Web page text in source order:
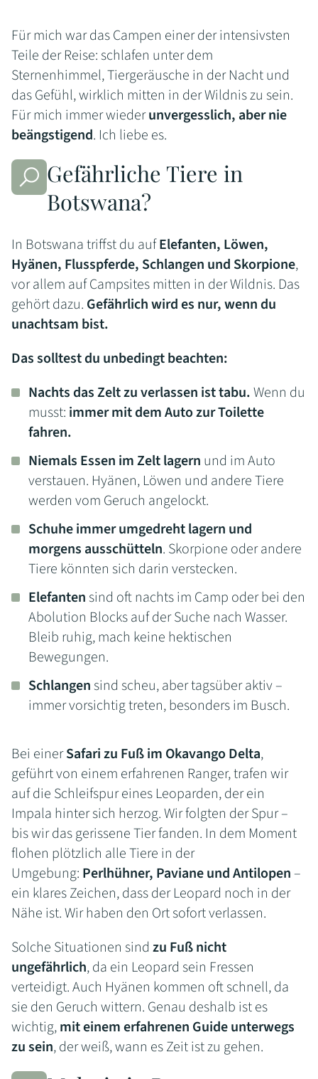
Für mich war das Campen einer der intensivsten
Teile der Reise: schlafen unter dem
Sternenhimmel, Tiergeräusche in der Nacht und
das Gefühl, wirklich mitten in der Wildnis zu sein.
Für mich immer wiederunvergesslich, aber nie
beängstigend. Ich liebe es.
Gefährliche Tiere in
Botswana?
In Botswana triffst du aufElefanten, Löwen,
Hyänen, Flusspferde, Schlangen und Skorpione,
vor allem auf Campsites mitten in der Wildnis. Das
gehört dazu. Gefährlich wird es nur, wenn du
unachtsam bist.
Das solltest du unbedingt beachten:
Nachts das Zelt zu verlassen ist tabu.Wenn du
musst: immer mit dem Auto zur Toilette
fahren.
Niemals Essen im Zelt lagern und im Auto
verstauen. Hyänen, Löwen und andere Tiere
werden vom Geruch angelockt.
Schuhe immer umgedreht lagern und
morgens ausschütteln. Skorpione oder andere
Tiere könnten sich darin verstecken.
Elefantensind oft nachts im Camp oder bei den
Abolution Blocks auf der Suche nach Wasser.
Bleib ruhig, mach keine hektischen
Bewegungen.
Schlangensind scheu, aber tagsüber aktiv –
immer vorsichtig treten, besonders im Busch.
Bei einerSafari zu Fuß im Okavango Delta,
geführt von einem erfahrenen Ranger, trafen wir
auf die Schleifspur eines Leoparden, der ein
Impala hinter sich herzog. Wir folgten der Spur –
bis wir das gerissene Tier fanden. In dem Moment
flohen plötzlich alle Tiere in der
Umgebung: Perlhühner, Paviane und Antilopen –
ein klares Zeichen, dass der Leopard noch in der
Nähe ist. Wir haben den Ort sofort verlassen.
Solche Situationen sind zu Fuß nicht
ungefährlich, da ein Leopard sein Fressen
verteidigt. Auch Hyänen kommen oft schnell, da
sie den Geruch wittern. Genau deshalb ist es
wichtig,mit einem erfahrenen Guide unterwegs
zu sein, der weiß, wann es Zeit ist zu gehen.